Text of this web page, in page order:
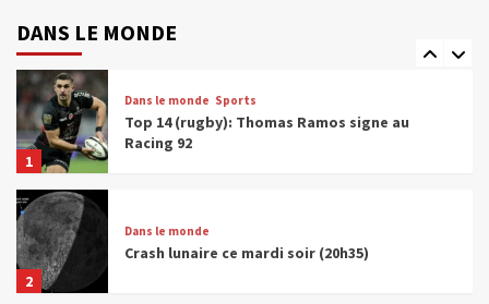
DANS LE MONDE
5
15 ans en France
1
Dans le monde Sports
Top 14 (rugby): Thomas Ramos signe au
Racing 92
2
Dans le monde
Crash lunaire ce mardi soir (20h35)